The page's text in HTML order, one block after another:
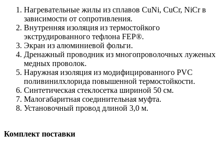
Нагревательные жилы из сплавов CuNi, CuCr, NiCr в
зависимости от сопротивления.
Внутренняя изоляция из термостойкого
экструдированного тефлона FEP®.
Экран из алюминиевой фольги.
Дренажный проводник из многопроволочных луженых
медных проволок.
Наружная изоляция из модифицированного PVC
поливинилхлорида повышенной термостойкости.
Синтетическая стеклосетка шириной 50 см.
Малогабаритная соединительная муфта.
Установочный провод длиной 3,0 м.
Комплект поставки